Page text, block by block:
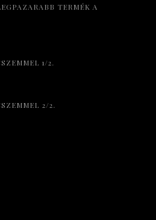
TERMÉK A
1/2.
2/2.